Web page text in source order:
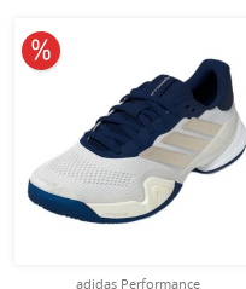
adidas Performance
10% obniżone